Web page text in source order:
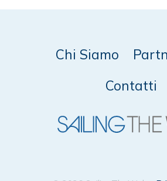
Chi Siamo
Contatti